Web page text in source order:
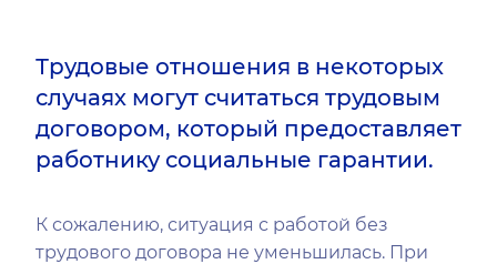
Трудовые отношения в некоторых
случаях могут считаться трудовым
договором, который предоставляет
работнику социальные гарантии.
К сожалению, ситуация с работой без
трудового договора не уменьшилась. При